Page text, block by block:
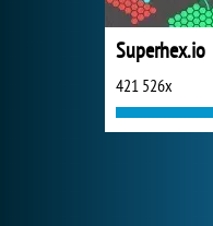
Superhex.io
421 526x